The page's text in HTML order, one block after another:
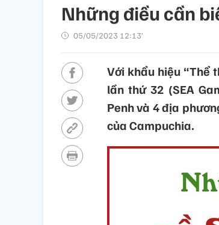
Những điều cần
05/05/2023 12:13’
Với khẩu hiệu “Thể
lần thứ 32 (SEA
Penh và 4 địa
của Campuchia.